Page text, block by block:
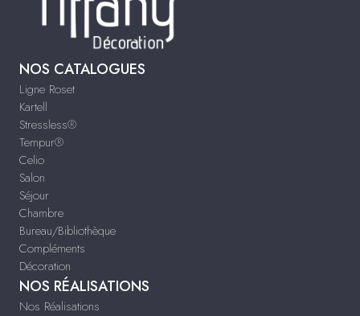
NOS CATALOGUES
Ligne Roset
Kartell
Stressless®
Tempur®
Celio
Salon
Séjour
Chambre
Bureau/Bibliothèque
Compléments
Décoration
NOS RÉALISATIONS
Nos Réalisations